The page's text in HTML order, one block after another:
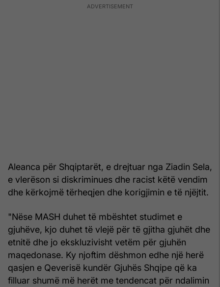
Aleanca për Shqiptarët, e drejtuar nga Ziadin Sela,
e vlerëson si diskriminues dhe racist këtë vendim
dhe kërkojmë tërheqjen dhe korigjimin e të njëjtit.
"Nëse MASH duhet të mbështet studimet e
gjuhëve, kjo duhet të vlejë për të gjitha gjuhët dhe
etnitë dhe jo ekskluzivisht vetëm për gjuhën
maqedonase. Ky njoftim dëshmon edhe një herë
qasjen e Qeverisë kundër Gjuhës Shqipe që ka
filluar shumë më herët me tendencat për ndalimin